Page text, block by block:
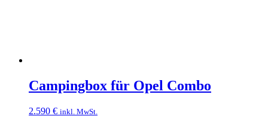
Campingbox für Opel Combo
2.590 € inkl. MwSt.